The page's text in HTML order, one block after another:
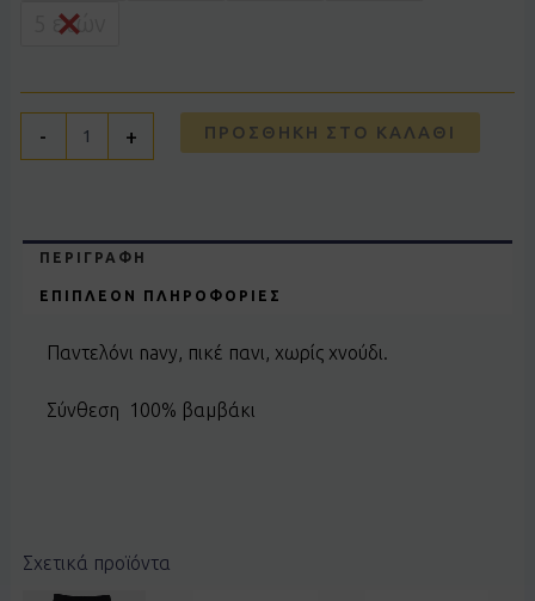
5 ετών
-
ποσότητα
+ ΠΡΟΣΘΉΚΗ ΣΤΟ ΚΑΛΆΘΙ
ΠΕΡΙΓΡΑΦΉ
ΕΠΙΠΛΈΟΝ ΠΛΗΡΟΦΟΡΊΕΣ
Παντελόνι navy, πικέ πανι, χωρίς χνούδι.
Σύνθεση 100% βαμβάκι
Σχετικά προϊόντα